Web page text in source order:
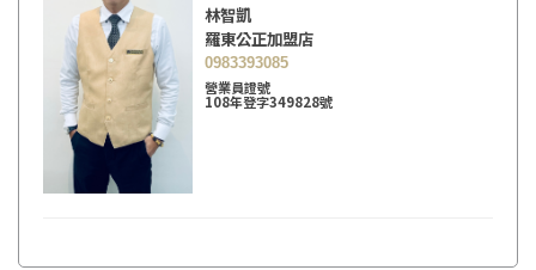
林智凱
羅東公正加盟店
0983393085
營業員證號
108年登字349828號